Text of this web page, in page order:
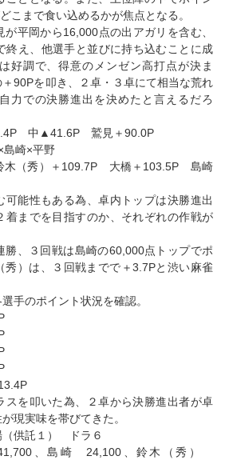
こまで食い込めるかが焦点となる。
が平岡から16,000点の出アガリを含む、
終え、他選手と並びに持ち込むことに成
好調で、得意のメンゼン高打点が決ま
90Pを叩き、２卓・３卓にて相当な荒れ
力での決勝進出を決めたと言えるだろ
中▲41.6P 鷲見＋90.0P
崎×平野
木（秀）＋109.7P 大橋＋103.5P 島崎
可能性もある為、卓内トップは決勝進出
着までを目指すのか、それぞれの作戦が
勝、３回戦は島崎の60,000点トップでポ
秀）は、３回戦までで＋3.7Pと渋い麻雀
手のポイント状況を確認。
スを叩いた為、２卓から決勝進出者が卓
現実味を帯びてきた。
供託１） ドラ６
、島崎 24,100、鈴木（秀）